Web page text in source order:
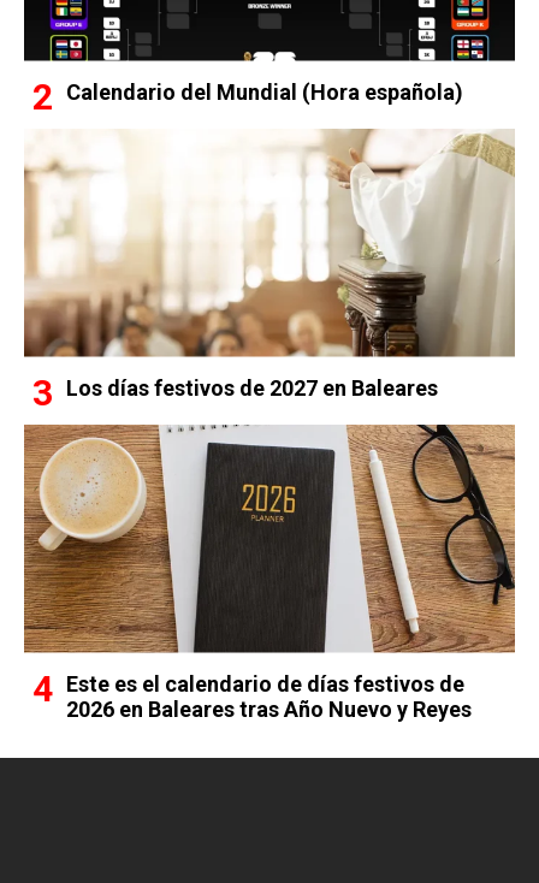
Calendario del Mundial (Hora española)
Los días festivos de 2027 en Baleares
Este es el calendario de días festivos de
2026 en Baleares tras Año Nuevo y Reyes